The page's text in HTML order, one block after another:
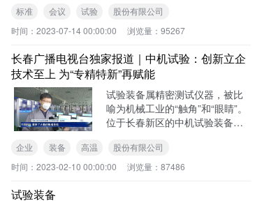
织召开了《超声硬度计》等九项
行业标准的研讨会议。
标准 会议 试验
股份有限公司
时间： 2023-07-14 00:00:00 浏览量： 95267
长春广播电视台独家报道｜中机试验：创新立企
技术至上 为“专精特新”再赋能
试验装备属精密测试仪器，被比
喻为机械工业的“触角”和“眼睛”。
位于长春新区的中机试验装备股
转变发展模式，持续自主创新，
成长为一家集试验装备研发、制
企业 装备 高温
股份有限公司
时间： 2023-02-10 00:00:00 浏览量： 87486
试验装备